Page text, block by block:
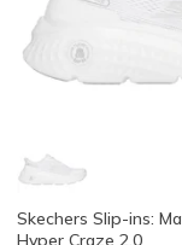
Skechers Slip-ins:
Hyper Craze 2.0